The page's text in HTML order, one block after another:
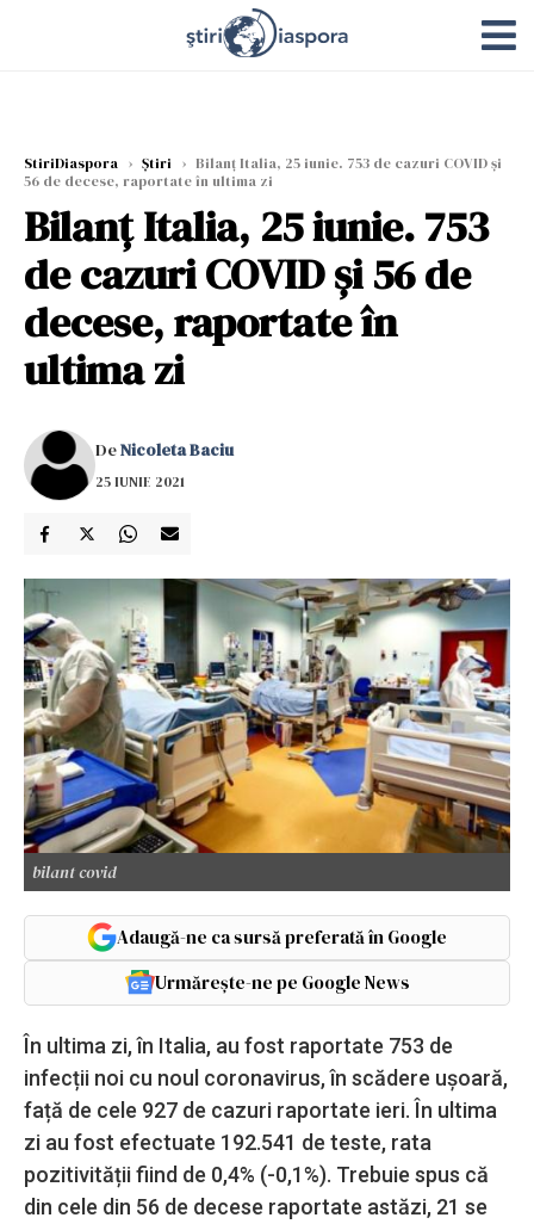
StiriDiaspora › Știri › Bilanț Italia, 25 iunie. 753 de cazuri COVID și
56 de decese, raportate în ultima zi
Bilanț Italia, 25 iunie. 753
de cazuri COVID și 56 de
decese, raportate în
ultima zi
DeNicoleta Baciu
25 IUNIE 2021
bilant covid
Adaugă-ne ca sursă preferată în Google
Urmărește-ne pe Google News
În ultima zi, în Italia, au fost raportate 753 de
infecții noi cu noul coronavirus, în scădere ușoară,
față de cele 927 de cazuri raportate ieri. În ultima
zi au fost efectuate 192.541 de teste, rata
pozitivității fiind de 0,4% (-0,1%). Trebuie spus că
din cele din 56 de decese raportate astăzi, 21 se